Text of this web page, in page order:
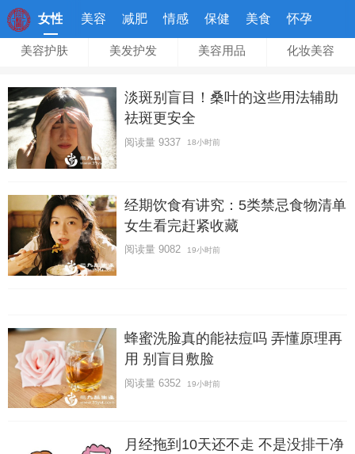
女性 美容 减肥 情感 保健 美食 怀孕
美容护肤 美发护发 美容用品 化妆美容
淡斑别盲目！桑叶的这些用法辅助
祛斑更安全
阅读量 9337 18小时前
经期饮食有讲究：5类禁忌食物清单
女生看完赶紧收藏
阅读量 9082 19小时前
蜂蜜洗脸真的能祛痘吗 弄懂原理再
用 别盲目敷脸
阅读量 6352 19小时前
月经拖到10天还不走 不是没排干净